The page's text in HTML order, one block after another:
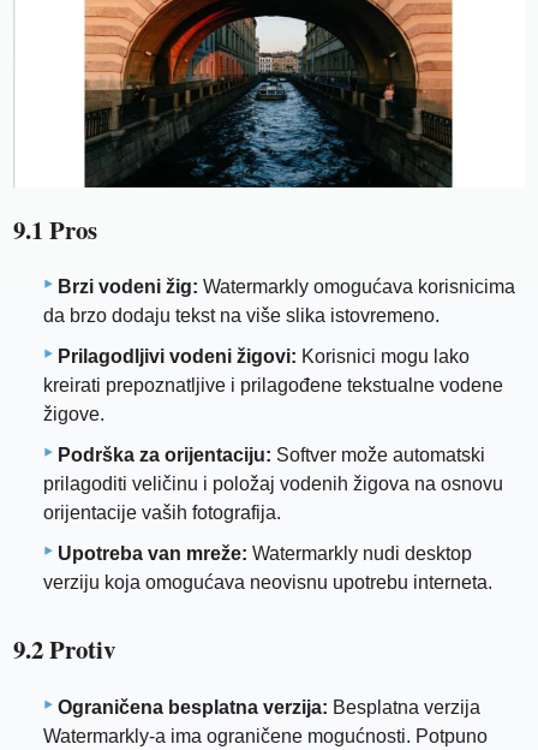
9.1 Pros
Brzi vodeni žig: Watermarkly omogućava korisnicima
da brzo dodaju tekst na više slika istovremeno.
Prilagodljivi vodeni žigovi: Korisnici mogu lako
kreirati prepoznatljive i prilagođene tekstualne vodene
žigove.
Podrška za orijentaciju: Softver može automatski
prilagoditi veličinu i položaj vodenih žigova na osnovu
orijentacije vaših fotografija.
Upotreba van mreže: Watermarkly nudi desktop
verziju koja omogućava neovisnu upotrebu interneta.
9.2 Protiv
Ograničena besplatna verzija: Besplatna verzija
Watermarkly-a ima ograničene mogućnosti. Potpuno